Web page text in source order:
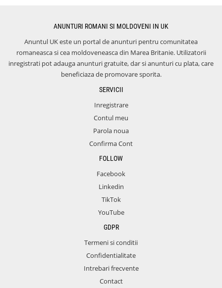
ANUNTURI ROMANI SI MOLDOVENI IN UK
Anuntul UK este un portal de anunturi pentru comunitatea
romaneasca si cea moldoveneasca din Marea Britanie. Utilizatorii
inregistrati pot adauga anunturi gratuite, dar si anunturi cu plata, care
beneficiaza de promovare sporita.
SERVICII
Inregistrare
Contul meu
Parola noua
Confirma Cont
FOLLOW
Facebook
Linkedin
TikTok
YouTube
GDPR
Termeni si conditii
Confidentialitate
Intrebari frecvente
Contact